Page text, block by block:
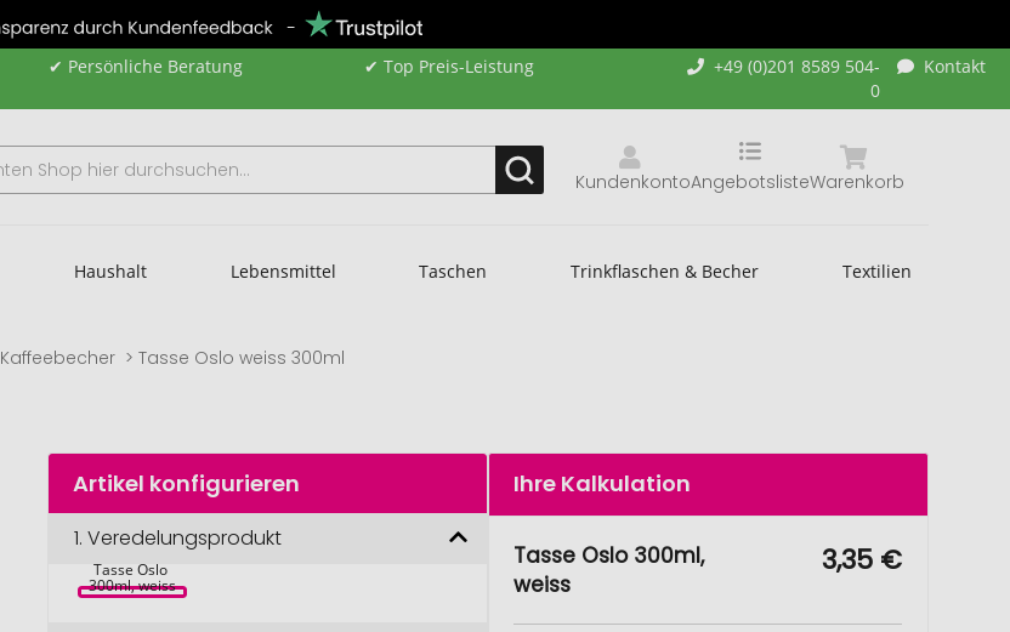
✔ Persönliche Beratung ✔ Top Preis-Leistung
+49 (0)201 8589 504-
0
Kontakt
Kundenkonto Warenkorb
Angebotsliste
Haushalt Lebensmittel Taschen Trinkflaschen & Becher Textilien
Kaffeebecher Tasse Oslo weiss 300ml
Artikel konfigurieren
1.Veredelungsprodukt
Tasse Oslo
300ml, weiss
Ihre Kalkulation
Tasse Oslo 300ml,
weiss
3,35 €